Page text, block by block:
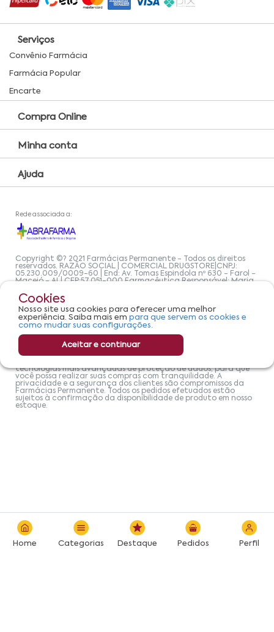
Cookies
Nosso site usa cookies para oferecer uma melhor
experiência. Saiba mais em para que servem os cookies e
como mudar suas configurações.
Aceitar e continuar
Home Categorias Destaque Pedidos Perfil
Serviços
Convênio Farmácia
Farmácia Popular
Encarte
Compra Online
Minha conta
Ajuda
Rede associada a:
Copyright ©? 2021 Farmácias Permanente - Todos os direitos
reservados. RAZÃO SOCIAL | COMERCIAL DRUGSTORE|CNPJ:
05.230.009/0009-60 | End: Av. Tomas Espindola nº 630 - Farol -
Maceió - AL| CEP:57.051-000 Farmacêutica Responsável: Maria
para produtos comercializados na Loja Virtual da Farmácias
Permanente | Horário de Atendimento: De Segunda à Sexta das
8h00 às 17h30 Email:
suporteecommerce@farmaciapermanente.com.br. As
informações presentes neste site não devem ser utilizadas para
de um profissional da área médica. Apenas o médico está
capacitado para diagnosticar problemas de saúde e prescrever
o tratamento adequado. Se os sintomas persistirem, um médico
tecnologias mais avançadas de proteção de dados, para que
você possa realizar suas compras com tranquilidade. A
privacidade e a segurança dos clientes são compromissos da
Farmácias Permanente. Todos os pedidos efetuados estão
sujeitos à confirmação da disponibilidade de produto em nosso
estoque.